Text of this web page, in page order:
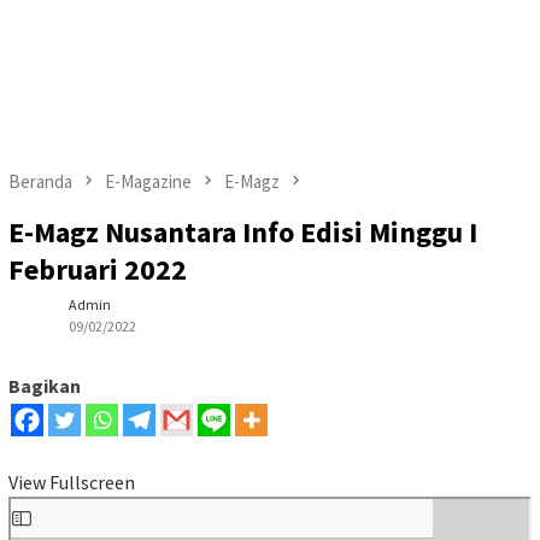
Beranda E-Magazine E-Magz
E-Magz Nusantara Info Edisi Minggu I
Februari 2022
Admin
09/02/2022
Bagikan
View Fullscreen
Skip